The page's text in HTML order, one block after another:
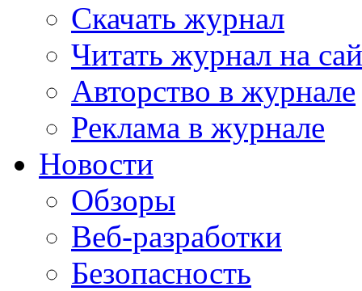
Скачать журнал
Читать журнал на
Авторство в журнале
Реклама в журнале
Новости
Обзоры
Веб-разработки
Безопасность